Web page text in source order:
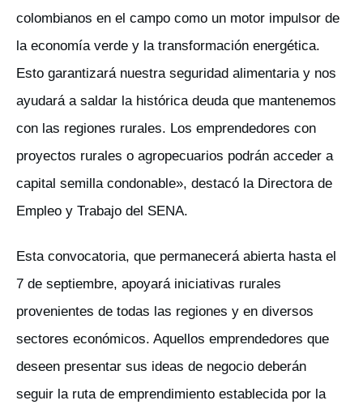
colombianos en el campo como un motor impulsor de
la economía verde y la transformación energética.
Esto garantizará nuestra seguridad alimentaria y nos
ayudará a saldar la histórica deuda que mantenemos
con las regiones rurales. Los emprendedores con
proyectos rurales o agropecuarios podrán acceder a
capital semilla condonable», destacó la Directora de
Empleo y Trabajo del SENA.
Esta convocatoria, que permanecerá abierta hasta el
7 de septiembre, apoyará iniciativas rurales
provenientes de todas las regiones y en diversos
sectores económicos. Aquellos emprendedores que
deseen presentar sus ideas de negocio deberán
seguir la ruta de emprendimiento establecida por la